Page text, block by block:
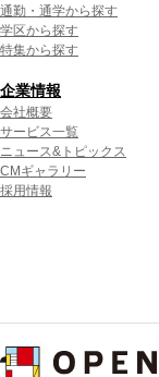
通勤・通学から探す
学区から探す
特集から探す
企業情報
会社概要
サービス一覧
ニュース&トピックス
CMギャラリー
採用情報